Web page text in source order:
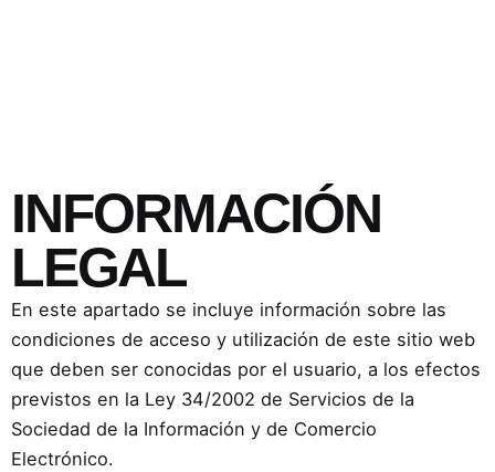
INFORMACIÓN
LEGAL
En este apartado se incluye información sobre las
condiciones de acceso y utilización de este sitio web
que deben ser conocidas por el usuario, a los efectos
previstos en la Ley 34/2002 de Servicios de la
Sociedad de la Información y de Comercio
Electrónico.